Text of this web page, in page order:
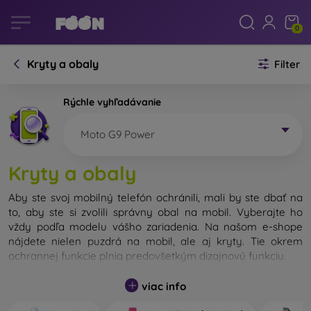
0
Kryty a obaly Filter
Rýchle vyhľadávanie
Moto G9 Power
Kryty a obaly
Aby ste svoj mobilný telefón ochránili, mali by ste dbať na
to, aby ste si zvolili správny obal na mobil. Vyberajte ho
vždy podľa modelu vášho zariadenia. Na našom e-shope
nájdete nielen puzdrá na mobil, ale aj kryty. Tie okrem
ochrannej funkcie plnia predovšetkým dizajnovú funkciu.
Kryt na mobil môžeme nazvať tiež zadný kryt. Je určený na
ochranu zadnej časti telefónu. Jednotlivé kryty na mobil sa
viac info